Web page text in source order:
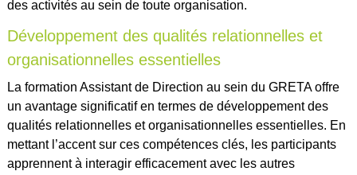
des activités au sein de toute organisation.
Développement des qualités relationnelles et
organisationnelles essentielles
La formation Assistant de Direction au sein du GRETA offre
un avantage significatif en termes de développement des
qualités relationnelles et organisationnelles essentielles. En
mettant l’accent sur ces compétences clés, les participants
apprennent à interagir efficacement avec les autres